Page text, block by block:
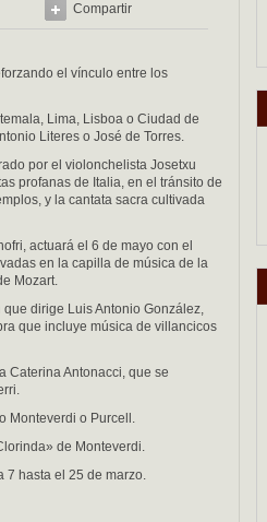
Compartir
el vínculo entre los
Lima, Lisboa o Ciudad de
Literes o José de Torres.
por el violonchelista Josetxu
profanas de Italia, en el tránsito de
y la cantata sacra cultivada
actuará el 6 de mayo con el
en la capilla de música de la
Mozart.
dirige Luis Antonio González,
que incluye música de villancicos
Caterina Antonacci, que se
Monteverdi o Purcell.
de Monteverdi.
7 hasta el 25 de marzo.